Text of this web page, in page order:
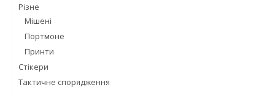
Різне
Мішені
Портмоне
Принти
Стікери
Тактичне спорядження